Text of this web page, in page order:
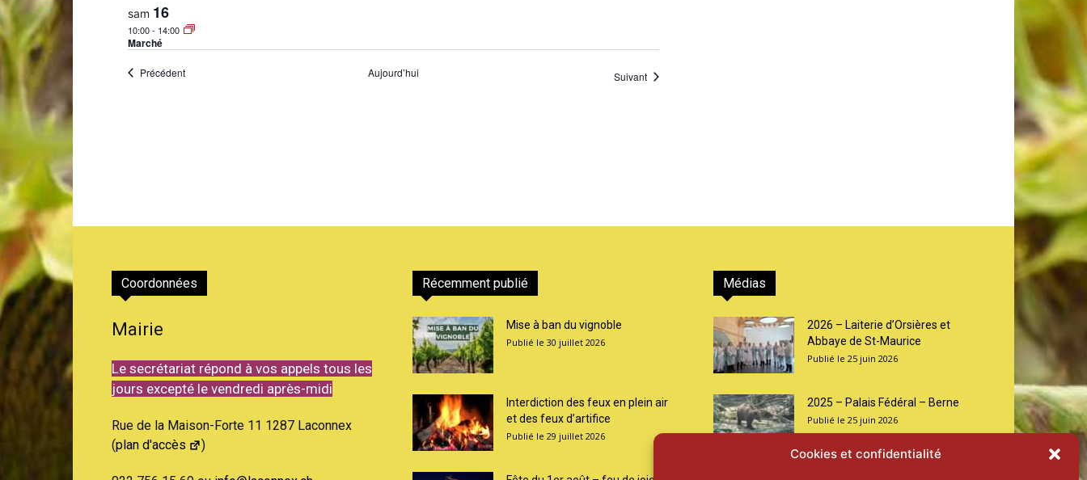
Cookies et confidentialité
avant
sam 16
10:00- 14:00
Marché
PrécédentÉvènements Aujourd’hui SuivantÉvènements
Coordonnées
Mairie
Le secrétariat répond à vos appels tous les
jours excepté le vendredi après-midi
Rue de la Maison-Forte 11 1287 Laconnex
(plan d'accès )
Récemment publié
Mise à ban du vignoble
30 juillet 2026
Interdiction des feux en plein air
et des feux d’artifice
29 juillet 2026
Médias
2026 – Laiterie d’Orsières et
Abbaye de St-Maurice
25 juin 2026
2025 – Palais Fédéral – Berne
25 juin 2026